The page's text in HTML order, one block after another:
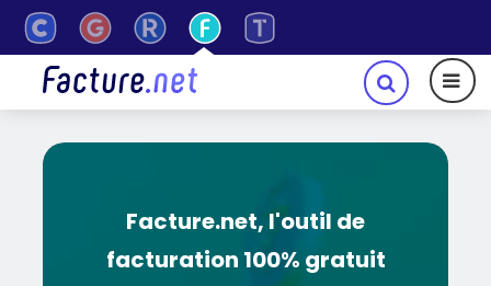
Facture.net, l'outil de
facturation 100% gratuit